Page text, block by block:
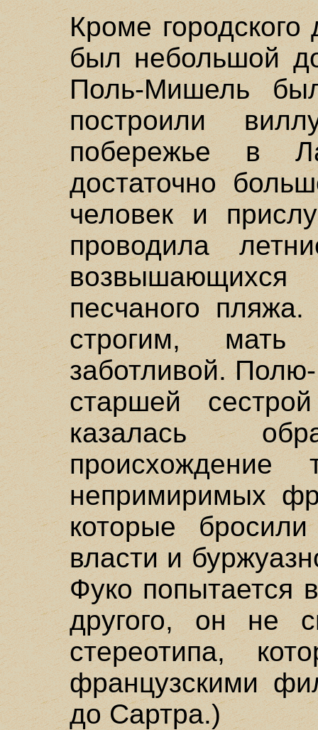
Кроме
был небольшой
Поль-Мишель
построили
побережье в
достаточно
человек и
проводила
песчаного
строгим,
заботливой.
старшей
казалась
непримиримых
которые
власти и
Фуко попытается
другого, он не
стереотипа,
французскими
до Сартра.)